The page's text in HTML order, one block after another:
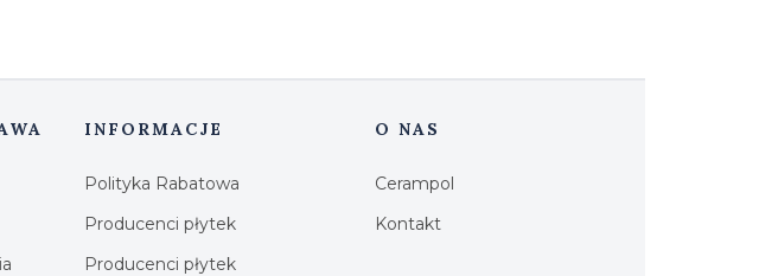
INFORMACJE
Polityka Rabatowa
Producenci płytek
Producenci płytek
O NAS
Cerampol
Kontakt